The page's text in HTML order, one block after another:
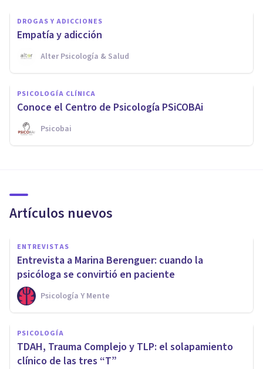
DROGAS Y ADICCIONES
Empatía y adicción
Alter Psicología & Salud
PSICOLOGÍA CLÍNICA
Conoce el Centro de Psicología PSiCOBAi
Psicobai
Artículos nuevos
ENTREVISTAS
Entrevista a Marina Berenguer: cuando la
psicóloga se convirtió en paciente
Psicología Y Mente
PSICOLOGÍA
TDAH, Trauma Complejo y TLP: el solapamiento
clínico de las tres “T”